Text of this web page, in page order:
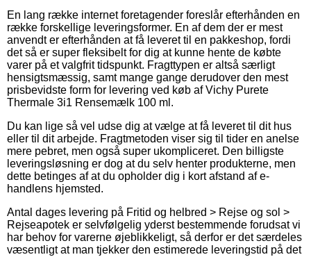
En lang række internet foretagender foreslår efterhånden en
række forskellige leveringsformer. En af dem der er mest
anvendt er efterhånden at få leveret til en pakkeshop, fordi
det så er super fleksibelt for dig at kunne hente de købte
varer på et valgfrit tidspunkt. Fragttypen er altså særligt
hensigtsmæssig, samt mange gange derudover den mest
prisbevidste form for levering ved køb af Vichy Purete
Thermale 3i1 Rensemælk 100 ml.
Du kan lige så vel udse dig at vælge at få leveret til dit hus
eller til dit arbejde. Fragtmetoden viser sig til tider en anelse
mere pebret, men også super ukompliceret. Den billigste
leveringsløsning er dog at du selv henter produkterne, men
dette betinges af at du opholder dig i kort afstand af e-
handlens hjemsted.
Antal dages levering på Fritid og helbred > Rejse og sol >
Rejseapotek er selvfølgelig yderst bestemmende forudsat vi
har behov for varerne øjeblikkeligt, så derfor er det særdeles
væsentligt at man tjekker den estimerede leveringstid på det